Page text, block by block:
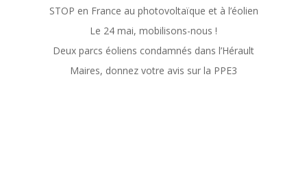
STOP en France au photovoltaïque et à l’éolien
Le 24 mai, mobilisons-nous !
Deux parcs éoliens condamnés dans l’Hérault
Maires, donnez votre avis sur la PPE3